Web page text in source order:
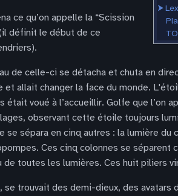
⮞
ce qu’on appelle la “Scission
définit le début de ce
de celle-ci se détacha et chuta en
allait changer la face du monde.
voué à l’accueillir. Golfe que l’on
observant cette étoile toujours
sépara en cinq autres : la lumière du
Ces cinq colonnes se
toutes les lumières. Ces huit piliers
trouvait des demi-dieux, des avatars